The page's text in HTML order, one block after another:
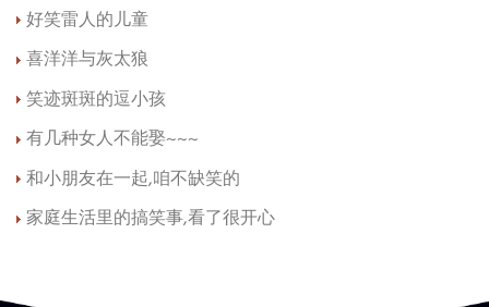
好笑雷人的儿童
喜洋洋与灰太狼
笑迹斑斑的逗小孩
有几种女人不能娶~~~
和小朋友在一起,咱不缺笑的
家庭生活里的搞笑事,看了很开心